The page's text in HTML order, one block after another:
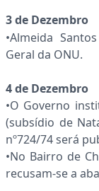
3 de Dezembro
•Almeida
Geral da ONU.
4 de Dezembro
•O Governo
(subsídio de
nº724/74 será
•No Bairro de
recusam-se a